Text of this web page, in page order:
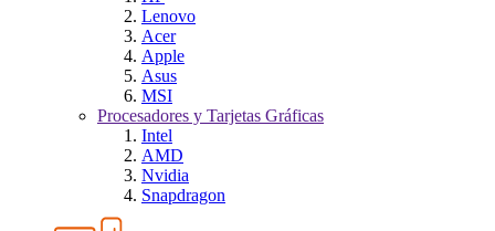
Lenovo
Acer
Apple
Asus
MSI
Procesadores y Tarjetas Gráficas
Intel
AMD
Nvidia
Snapdragon